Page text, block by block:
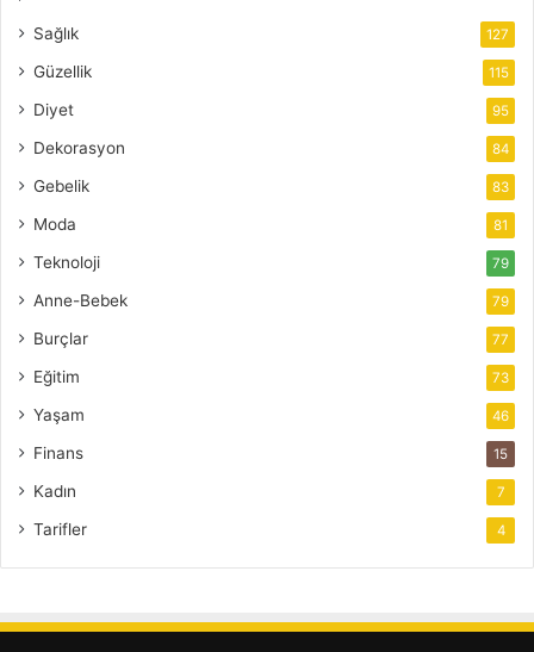
Sağlık 127
Güzellik 115
Diyet 95
Dekorasyon 84
Gebelik 83
Moda 81
Teknoloji 79
Anne-Bebek 79
Burçlar 77
Eğitim 73
Yaşam 46
Finans 15
Kadın 7
Tarifler 4